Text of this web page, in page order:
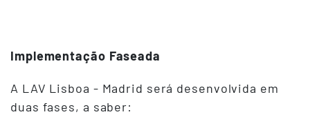
Implementação Faseada
A LAV Lisboa - Madrid será desenvolvida em
duas fases, a saber: